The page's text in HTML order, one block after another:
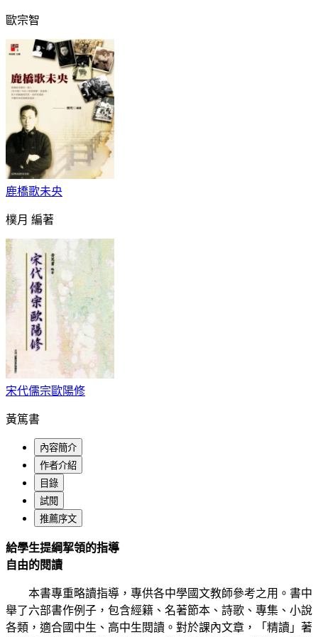
歐宗智
鹿橋歌未央
樸月 編著
宋代儒宗歐陽修
黃篤書
內容簡介
作者介紹
目錄
試閱
推薦序文
給學生提綱挈領的指導
自由的閱讀
本書專重略讀指導，專供各中學國文教師參考之用。書中
舉了六部書作例子，包含經籍、名著節本、詩歌、專集、小說
各類，適合國中生、高中生閱讀。對於課內文章，「精讀」著